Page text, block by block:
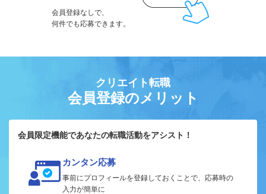
会員登録なしで、
何件でも応募できます。
クリエイト転職
会員登録のメリット
会員限定機能であなたの転職活動をアシスト！
カンタン応募
事前にプロフィールを登録しておくことで、応募時の
入力が簡単に